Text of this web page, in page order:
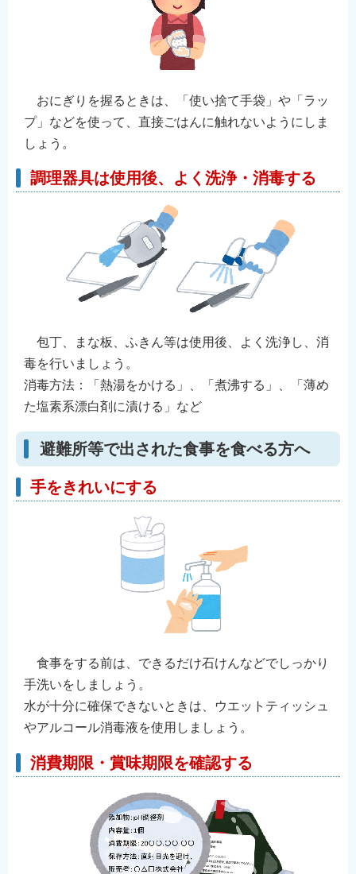
おにぎりを握るときは、「使い捨て手袋」や「ラッ
プ」などを使って、直接ごはんに触れないようにしま
しょう。
調理器具は使用後、よく洗浄・消毒する
包丁、まな板、ふきん等は使用後、よく洗浄し、消
毒を行いましょう。
消毒方法：「熱湯をかける」、「煮沸する」、「薄め
た塩素系漂白剤に漬ける」など
避難所等で出された食事を食べる方へ
手をきれいにする
食事をする前は、できるだけ石けんなどでしっかり
手洗いをしましょう。
水が十分に確保できないときは、ウエットティッシュ
やアルコール消毒液を使用しましょう。
消費期限・賞味期限を確認する